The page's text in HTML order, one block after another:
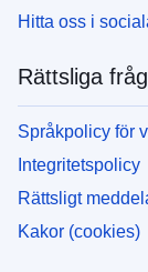
Hitta oss i
Rättsliga
Språkpolicy för
Integritetspolicy
Rättsligt
Kakor (cookies)